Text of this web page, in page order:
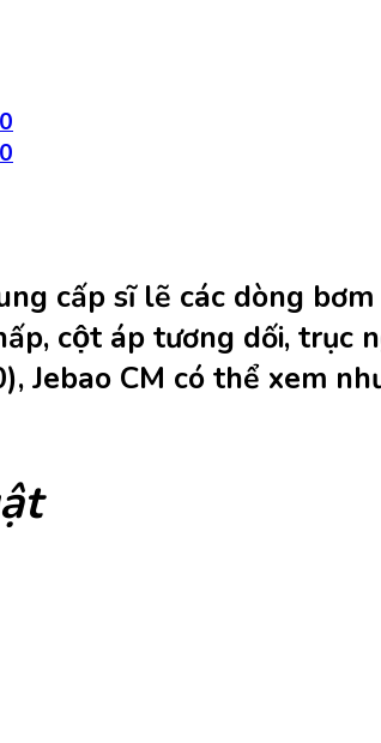
cấp sĩ lẽ các dòng
cột áp tương dối, trục
Jebao CM có thể xem